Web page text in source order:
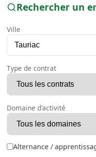
Rechercher un
Ville
Type de contrat
Domaine d'activité
Alternance /